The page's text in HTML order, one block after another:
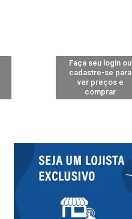
Faça seu login ou
cadastre-se para
ver preços e
comprar